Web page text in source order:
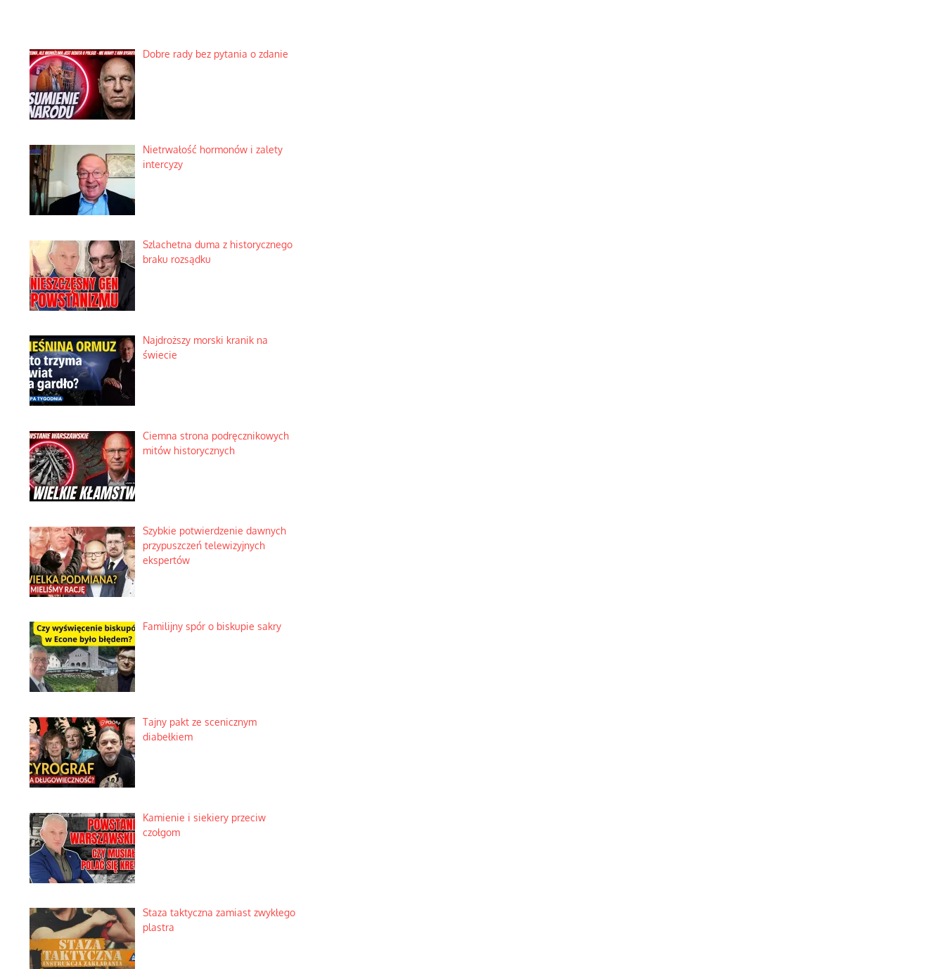
Dobre rady bez pytania o zdanie
Nietrwałość hormonów i zalety
intercyzy
Szlachetna duma z historycznego
braku rozsądku
Najdroższy morski kranik na
świecie
Ciemna strona podręcznikowych
mitów historycznych
Szybkie potwierdzenie dawnych
przypuszczeń telewizyjnych
ekspertów
Familijny spór o biskupie sakry
Tajny pakt ze scenicznym
diabełkiem
Kamienie i siekiery przeciw
czołgom
Staza taktyczna zamiast zwykłego
plastra